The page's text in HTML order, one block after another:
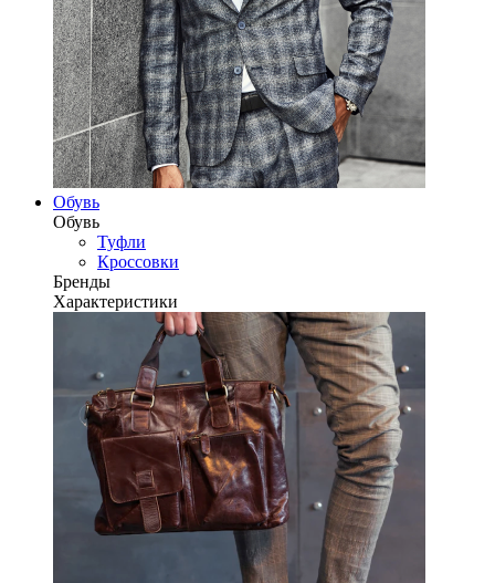
Обувь
Обувь
Туфли
Кроссовки
Бренды
Характеристики